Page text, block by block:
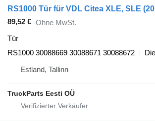
RS1000 Tür für VDL Citea XLE, SLE
89,52 € Ohne MwSt.
Tür
RS1000 30088669 30088671 30088672
Estland, Tallinn
TruckParts Eesti OÜ